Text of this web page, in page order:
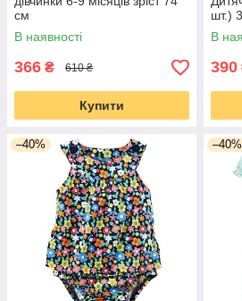
см
В наявності
366 ₴ 610 ₴
Купити
шт.)
В
390
–40% –40%